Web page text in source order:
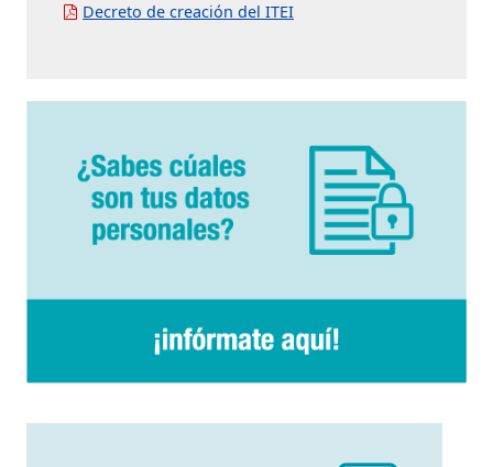
Decreto de creación del ITEI